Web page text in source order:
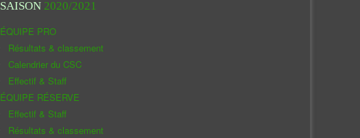
SAISON 2020/2021
ÉQUIPE PRO
Résultats & classement
Calendrier du CSC
Effectif & Staff
ÉQUIPE RÉSERVE
Effectif & Staff
Résultats & classement